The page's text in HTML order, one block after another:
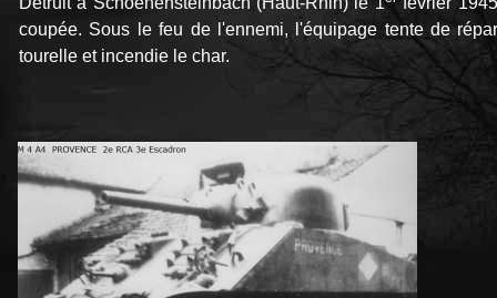
coupée. Sous le feu de l'ennemi, l'équipage tente de
tourelle et incendie le char.